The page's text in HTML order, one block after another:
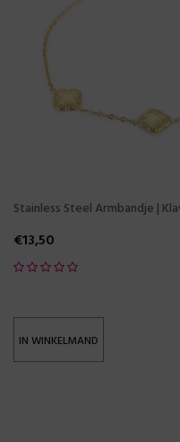
Stainless Steel Armbandje |
€13,50
IN WINKELMAND